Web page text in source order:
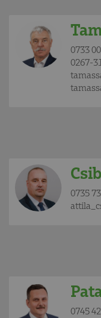
0733
0267-
0735
0745